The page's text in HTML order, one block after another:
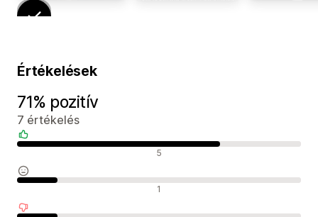
Értékelések
71% pozitív
7 értékelés
5
1